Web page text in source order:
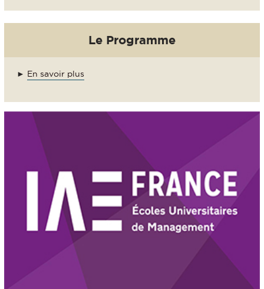
Le Programme
► En savoir plus